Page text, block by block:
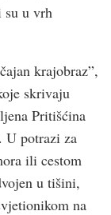
su u vrh
krajobraz”,
skrivaju
Pritišćina
U potrazi za
ili cestom
u tišini,
na